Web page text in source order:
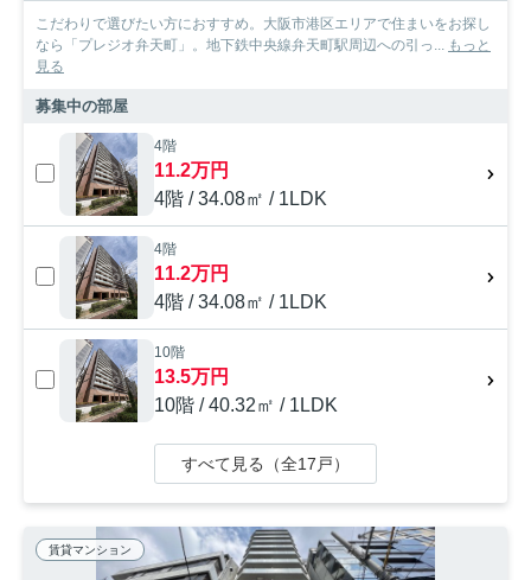
こだわりで選びたい方におすすめ。大阪市港区エリアで住まいをお探し
なら「プレジオ弁天町」。地下鉄中央線弁天町駅周辺への引っ... もっと
見る
募集中の部屋
4階
11.2万円
4階 / 34.08㎡ / 1LDK
4階
11.2万円
4階 / 34.08㎡ / 1LDK
10階
13.5万円
10階 / 40.32㎡ / 1LDK
すべて見る（全17戸）
賃貸マンション